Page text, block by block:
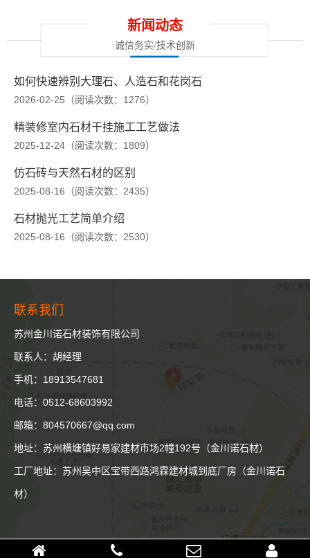
新闻动态
诚信务实/技术创新
如何快速辨别大理石、人造石和花岗石
2026-02-25（阅读次数：1276）
精装修室内石材干挂施工工艺做法
2025-12-24（阅读次数：1809）
仿石砖与天然石材的区别
2025-08-16（阅读次数：2435）
石材抛光工艺简单介绍
2025-08-16（阅读次数：2530）
联系我们
苏州金川诺石材装饰有限公司
联系人：胡经理
手机：18913547681
电话：0512-68603992
邮箱：804570667@qq.com
地址：苏州横塘镇好易家建材市场2幢192号（金川诺石材）
工厂地址：苏州吴中区宝带西路鸿霖建材城到底厂房（金川诺石
材）